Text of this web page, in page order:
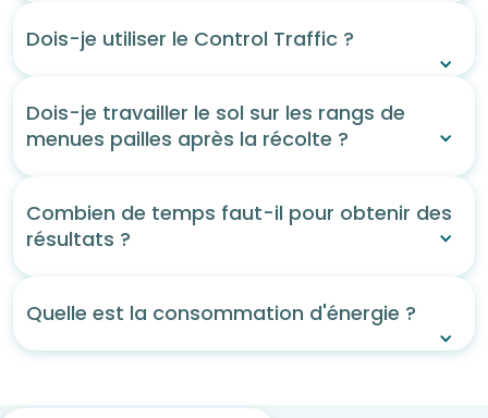
Dois-je utiliser le Control Traffic ?
Dois-je travailler le sol sur les rangs de
menues pailles après la récolte ?
Combien de temps faut-il pour obtenir des
résultats ?
Quelle est la consommation d'énergie ?